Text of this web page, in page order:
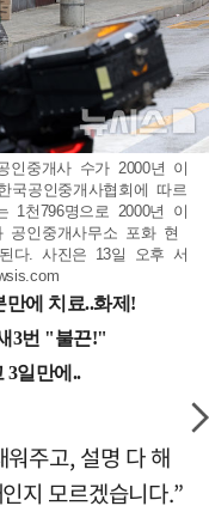
인중개사 수가 2000년 이
공인중개사협회에 따르
1천796명으로 2000년 이
인중개사무소 포화 현
다. 사진은 13일 오후 서
주고, 설명 다 해
지 모르겠습니다.”